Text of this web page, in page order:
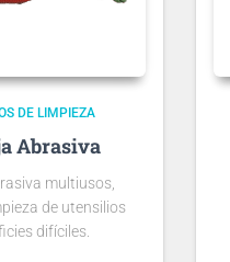
DE LIMPIEZA
Abrasiva
multiusos,
de utensilios
difíciles.